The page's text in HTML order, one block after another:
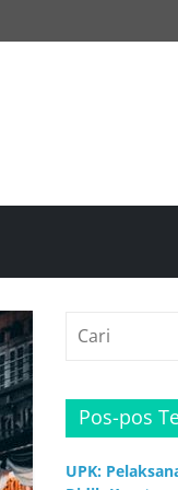
Pos-pos
UPK: